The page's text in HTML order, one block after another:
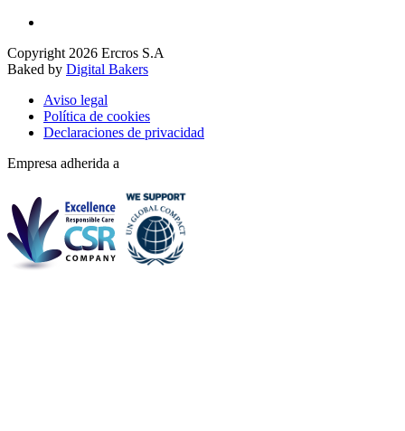
Copyright 2026 Ercros S.A
Baked by Digital Bakers
Aviso legal
Política de cookies
Declaraciones de privacidad
Empresa adherida a